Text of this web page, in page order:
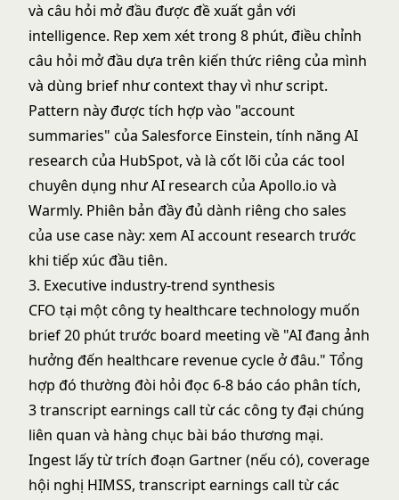
và câu hỏi mở đầu được đề xuất gắn với
intelligence. Rep xem xét trong 8 phút, điều chỉnh
câu hỏi mở đầu dựa trên kiến thức riêng của mình
và dùng brief như context thay vì như script.
Pattern này được tích hợp vào "account
summaries" của Salesforce Einstein, tính năng AI
research của HubSpot, và là cốt lõi của các tool
chuyên dụng như AI research của Apollo.io và
Warmly. Phiên bản đầy đủ dành riêng cho sales
của use case này: xem AI account research trước
khi tiếp xúc đầu tiên.
3. Executive industry-trend synthesis
CFO tại một công ty healthcare technology muốn
brief 20 phút trước board meeting về "AI đang ảnh
hưởng đến healthcare revenue cycle ở đâu." Tổng
hợp đó thường đòi hỏi đọc 6-8 báo cáo phân tích,
3 transcript earnings call từ các công ty đại chúng
liên quan và hàng chục bài báo thương mại.
Ingest lấy từ trích đoạn Gartner (nếu có), coverage
hội nghị HIMSS, transcript earnings call từ các